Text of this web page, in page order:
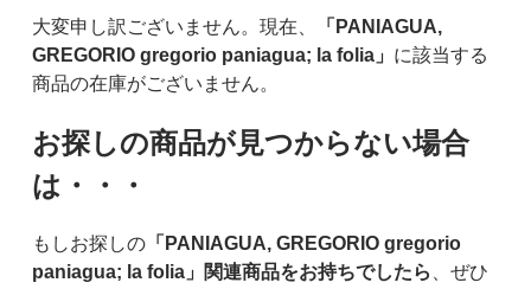
大変申し訳ございません。現在、
「PANIAGUA,
GREGORIO gregorio paniagua; la folia」 に該当する
商品の在庫がございません。
お探しの商品が見つからない場合
は・・・
もしお探しの「PANIAGUA, GREGORIO gregorio
paniagua; la folia」関連商品をお持ちでしたら 、ぜひ